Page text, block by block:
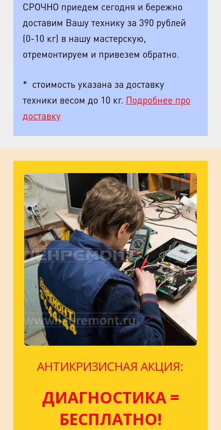
СРОЧНО приедем сегодня и бережно
доставим Вашу технику за 390 рублей
(0-10 кг) в нашу мастерскую,
отремонтируем и привезем обратно.
* стоимость указана за доставку
техники весом до 10 кг. Подробнее про
доставку
АНТИКРИЗИСНАЯ АКЦИЯ:
ДИАГНОСТИКА =
БЕСПЛАТНО!